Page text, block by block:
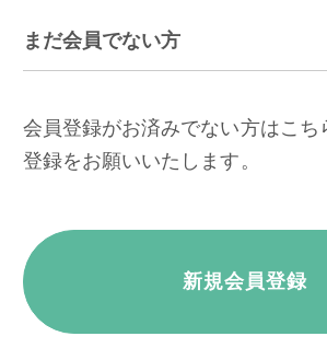
まだ会員でない方
会員登録がお済みでない方はこち
登録をお願いいたします。
新規会員登録